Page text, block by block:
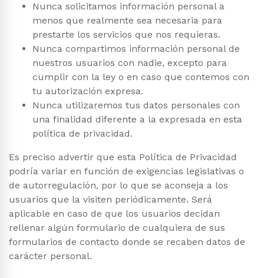
Nunca solicitamos información personal a
menos que realmente sea necesaria para
prestarte los servicios que nos requieras.
Nunca compartimos información personal de
nuestros usuarios con nadie, excepto para
cumplir con la ley o en caso que contemos con
tu autorización expresa.
Nunca utilizaremos tus datos personales con
una finalidad diferente a la expresada en esta
política de privacidad.
Es preciso advertir que esta Política de Privacidad
podría variar en función de exigencias legislativas o
de autorregulación, por lo que se aconseja a los
usuarios que la visiten periódicamente. Será
aplicable en caso de que los usuarios decidan
rellenar algún formulario de cualquiera de sus
formularios de contacto donde se recaben datos de
carácter personal.